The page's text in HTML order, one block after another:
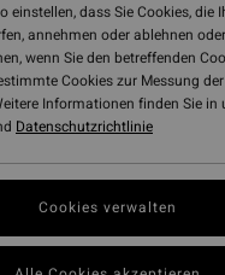
einstellen, dass Sie Cookies, die
annehmen oder ablehnen
wenn Sie den betreffenden
Cookies zur Messung der
Informationen finden Sie in
Datenschutzrichtlinie
Cookies verwalten